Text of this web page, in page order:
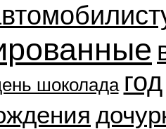
шоколада год